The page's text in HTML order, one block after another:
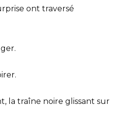
ont traversé
la traîne noire glissant sur